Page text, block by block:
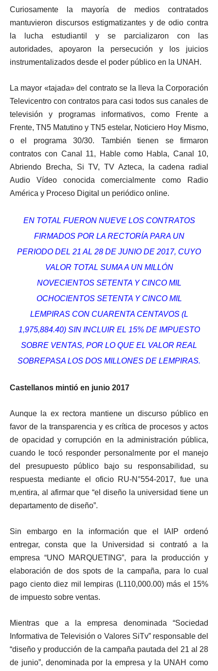
Curiosamente la mayoría de medios contratados
mantuvieron discursos estigmatizantes y de odio contra
la lucha estudiantil y se parcializaron con las
autoridades, apoyaron la persecución y los juicios
instrumentalizados desde el poder público en la UNAH.
La mayor «tajada» del contrato se la lleva la Corporación
Televicentro con contratos para casi todos sus canales de
televisión y programas informativos, como Frente a
Frente, TN5 Matutino y TN5 estelar, Noticiero Hoy Mismo,
o el programa 30/30. También tienen se firmaron
contratos con Canal 11, Hable como Habla, Canal 10,
Abriendo Brecha, Si TV, TV Azteca, la cadena radial
Audio Vídeo conocida comercialmente como Radio
América y Proceso Digital un periódico online.
EN TOTAL FUERON NUEVE LOS CONTRATOS
FIRMADOS POR LA RECTORÍA PARA UN
PERIODO DEL 21 AL 28 DE JUNIO DE 2017, CUYO
VALOR TOTAL SUMA A UN MILLÓN
NOVECIENTOS SETENTA Y CINCO MIL
OCHOCIENTOS SETENTA Y CINCO MIL
LEMPIRAS CON CUARENTA CENTAVOS (L
1,975,884.40) SIN INCLUIR EL 15% DE IMPUESTO
SOBRE VENTAS, POR LO QUE EL VALOR REAL
SOBREPASA LOS DOS MILLONES DE LEMPIRAS.
Castellanos mintió en junio 2017
Aunque la ex rectora mantiene un discurso público en
favor de la transparencia y es crítica de procesos y actos
de opacidad y corrupción en la administración pública,
cuando le tocó responder personalmente por el manejo
del presupuesto público bajo su responsabilidad, su
respuesta mediante el oficio RU-N°554-2017, fue una
m,entira, al afirmar que “el diseño la universidad tiene un
departamento de diseño”.
Sin embargo en la información que el IAIP ordenó
entregar, consta que la Universidad si contrató a la
empresa “UNO MARQUETING”, para la producción y
elaboración de dos spots de la campaña, para lo cual
pago ciento diez mil lempiras (L110,000.00) más el 15%
de impuesto sobre ventas.
Mientras que a la empresa denominada “Sociedad
Informativa de Televisión o Valores SiTv” responsable del
“diseño y producción de la campaña pautada del 21 al 28
de junio”, denominada por la empresa y la UNAH como